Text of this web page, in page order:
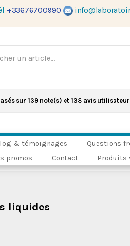
+33676700990
sur 139 note(s) et 138 avis utilisateur
& témoignages Questions
promos
Contact Produits
liquides